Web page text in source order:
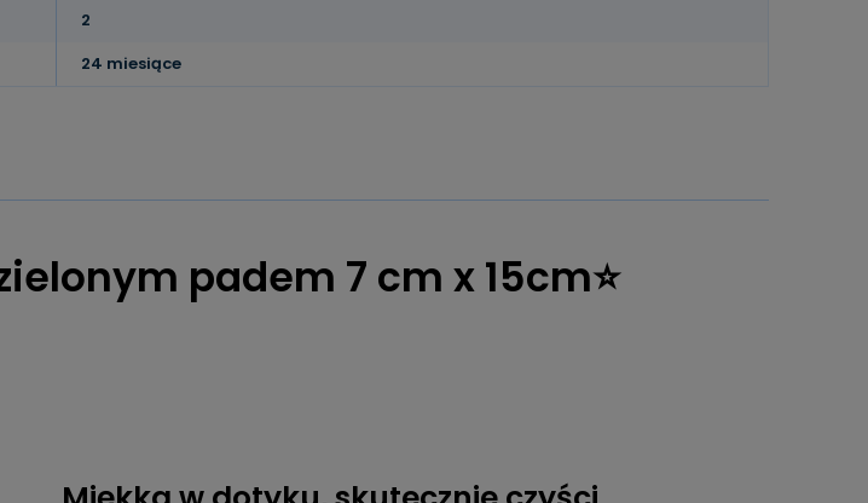
padem 7 cm x 15cm⭐
2
24 miesiące